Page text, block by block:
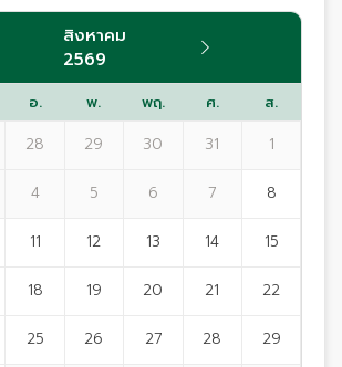
สิงหาคม
2569
อ. พ. พฤ. ศ. ส.
28 29 30 31 1
4 5 6 7 8
11 12 13 14 15
18 19 20 21 22
25 26 27 28 29